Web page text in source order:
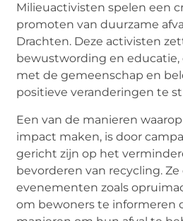
Milieuactivisten spelen een
promoten van duurzame
Drachten. Deze activisten
bewustwording en educatie,
met de gemeenschap en
positieve veranderingen te
Een van de manieren
impact maken, is door
gericht zijn op het
bevorderen van recycling.
evenementen zoals
om bewoners te informeren